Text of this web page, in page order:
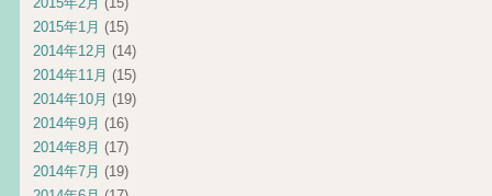
2015年1月 (15)
2014年12月 (14)
2014年11月 (15)
2014年10月 (19)
2014年9月 (16)
2014年8月 (17)
2014年7月 (19)